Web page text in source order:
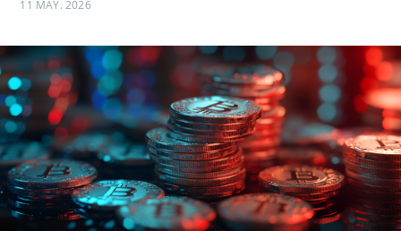
11 MAY. 2026